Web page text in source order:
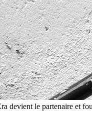
devient le partenaire et